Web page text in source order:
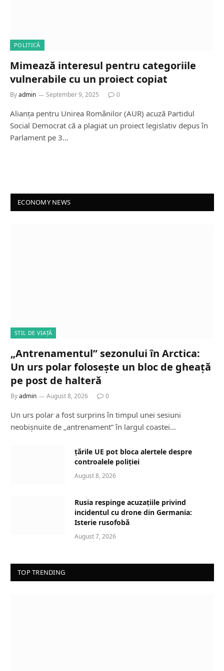
POLITICĂ
Mimează interesul pentru categoriile
vulnerabile cu un proiect copiat
Byadmin September 9, 2025 0
Alianța pentru Unirea Românilor (AUR) acuză Partidul
Social Democrat că a plagiat un proiect legislativ depus în
Parlament pe 3…
ECONOMY NEWS
STIL DE VIAȚĂ
„Antrenamentul” sezonului în Arctica:
Un urs polar folosește un bloc de gheață
pe post de halteră
Byadmin August 8, 2026 0
Un urs polar a fost surprins în timpul unei sesiuni
neobișnuite de „antrenament” în largul coastei…
țările UE pot bloca alertele despre
controalele poliției
August 8, 2026
Rusia respinge acuzațiile privind
incidentul cu drone din Germania:
Isterie rusofobă
August 7, 2026
TOP TRENDING